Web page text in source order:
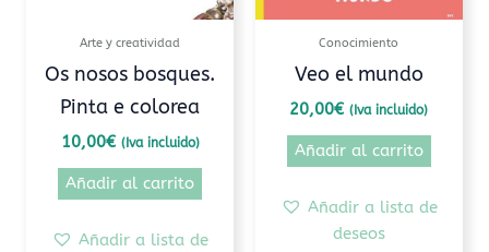
Arte y creatividad
Os nosos bosques.
Pinta e colorea
10,00€ (Iva incluido)
Añadir al carrito
Añadir a lista de
Conocimiento
Veo el mundo
20,00€ (Iva incluido)
Añadir al carrito
Añadir a lista de
deseos